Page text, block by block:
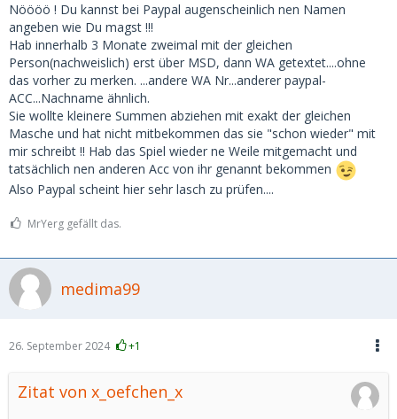
Nöööö ! Du kannst bei Paypal augenscheinlich nen Namen
angeben wie Du magst !!!
Hab innerhalb 3 Monate zweimal mit der gleichen
Person(nachweislich) erst über MSD, dann WA getextet....ohne
das vorher zu merken. ...andere WA Nr...anderer paypal-
ACC...Nachname ähnlich.
Sie wollte kleinere Summen abziehen mit exakt der gleichen
Masche und hat nicht mitbekommen das sie "schon wieder" mit
mir schreibt !! Hab das Spiel wieder ne Weile mitgemacht und
tatsächlich nen anderen Acc von ihr genannt bekommen
Also Paypal scheint hier sehr lasch zu prüfen....
MrYerg gefällt das.
medima99
26. September 2024 +1
Zitat von x_oefchen_x